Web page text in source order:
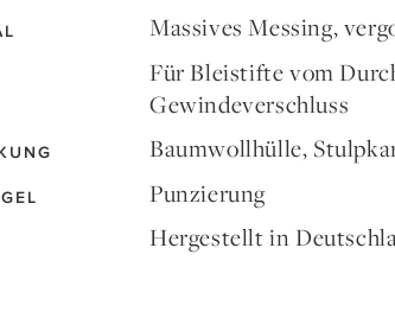
Massives Messing,
Für Bleistifte vom
Gewindeverschluss
Baumwollhülle,
Punzierung
Hergestellt in